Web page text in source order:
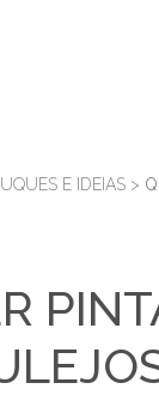
E IDEIAS >